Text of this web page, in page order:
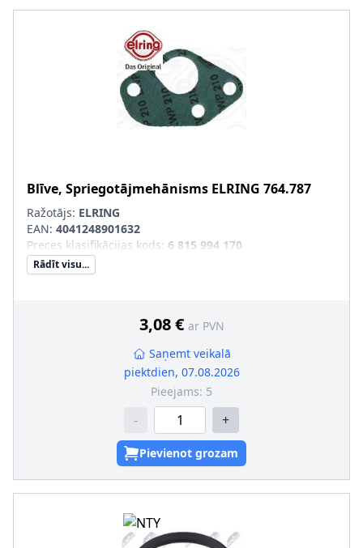
Blīve, Spriegotājmehānisms ELRING 764.787
Ražotājs: ELRING
EAN: 4041248901632
Preces klasifikācijas kods: 6 815 994 170
Rādīt visu...
3,08 € ar PVN
Saņemt veikalā
piektdien, 07.08.2026
Pieejams: 5
- +
Pievienot grozam